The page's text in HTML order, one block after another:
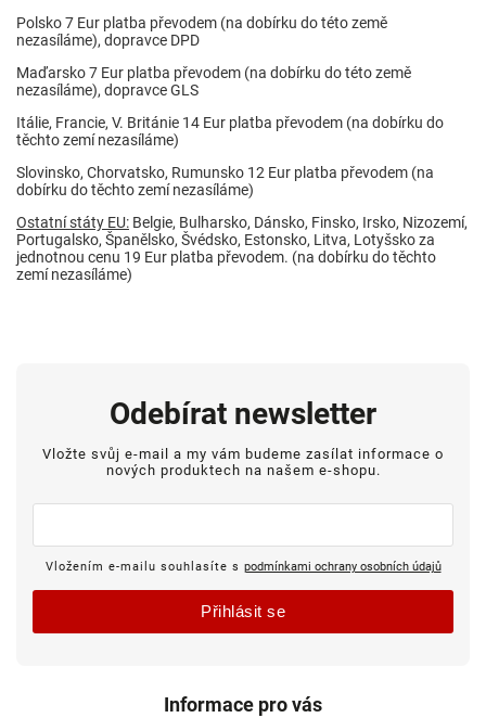
Polsko 7 Eur platba převodem (na dobírku do této země
nezasíláme), dopravce DPD
Maďarsko 7 Eur platba převodem (na dobírku do této země
nezasíláme), dopravce GLS
Itálie, Francie, V. Británie 14 Eur platba převodem (na dobírku do
těchto zemí nezasíláme)
Slovinsko, Chorvatsko, Rumunsko 12 Eur platba převodem (na
dobírku do těchto zemí nezasíláme)
Ostatní státy EU: Belgie, Bulharsko, Dánsko, Finsko, Irsko, Nizozemí,
Portugalsko, Španělsko, Švédsko, Estonsko, Litva, Lotyšsko za
jednotnou cenu 19 Eur platba převodem. (na dobírku do těchto
zemí nezasíláme)
Informace pro vás
Odebírat newsletter
Vložte svůj e-mail a my vám budeme zasílat informace o
nových produktech na našem e-shopu.
Vložením e-mailu souhlasíte s podmínkami ochrany osobních údajů
Přihlásit se